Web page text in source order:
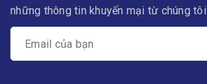
những thông tin khuyến mại từ chúng tôi